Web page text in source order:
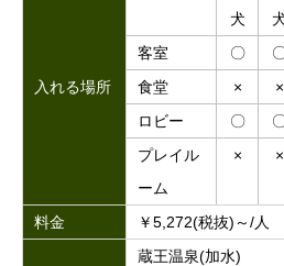
入れる場所
犬
客室
〇
食堂
× ×
ロビー
〇
プレイル
ーム
× ×
料金
￥5,272(税抜)～/人
蔵王温泉(加水)